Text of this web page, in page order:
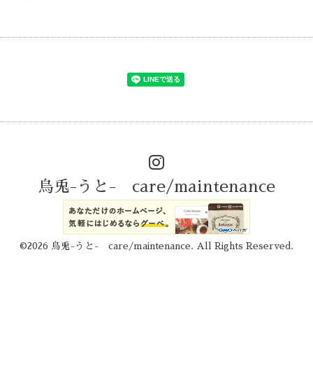
烏兎-うと- care/maintenance
©2026 烏兎-うと- care/maintenance . All Rights Reserved.